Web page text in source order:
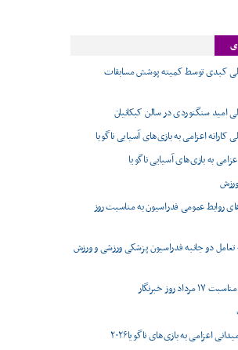
کبدی توسط کمیته پوشش مسابقات
سنگنوردی در سالن کبکانیان
اعزامی به بازی‌های آسیایی ناگویا
به بازی‌های آسیایی ناگویا
روابط عمومی فدراسیون به مناسبت روز
تعامل دو جانبه فدراسیون پزشکی ورزشی و ورزش
روز خبرنگار
اعزامی به بازی‌های ناگویا۲۰۲۶